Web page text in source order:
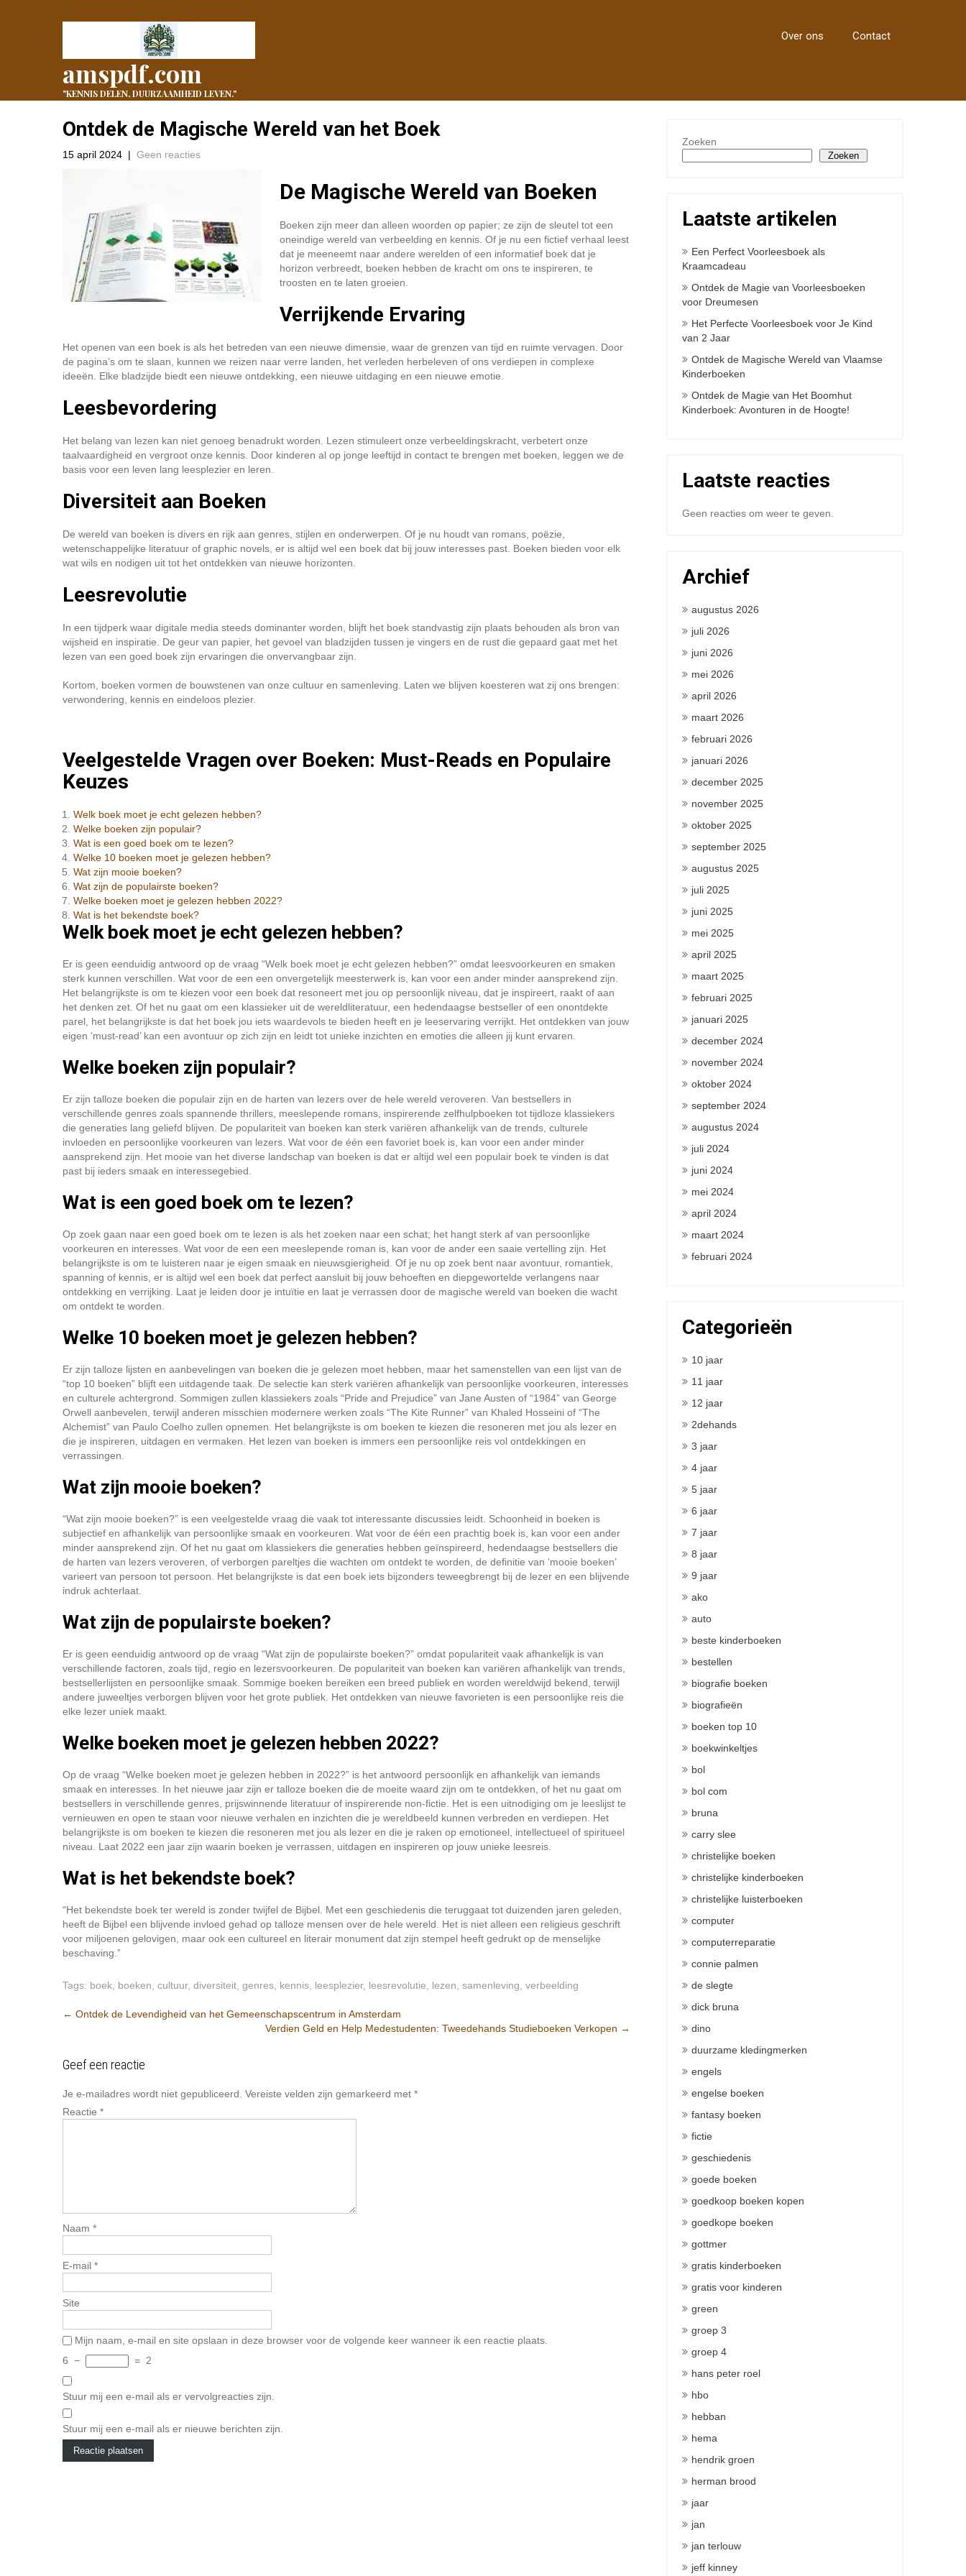
amspdf.com
"KENNIS DELEN, DUURZAAMHEID LEVEN."
Over ons Contact
Ontdek de Magische Wereld van het Boek
15 april 2024 | Geen reacties
De Magische Wereld van Boeken
Boeken zijn meer dan alleen woorden op papier; ze zijn de sleutel tot een
oneindige wereld van verbeelding en kennis. Of je nu een fictief verhaal leest
dat je meeneemt naar andere werelden of een informatief boek dat je
horizon verbreedt, boeken hebben de kracht om ons te inspireren, te
troosten en te laten groeien.
Verrijkende Ervaring
Het openen van een boek is als het betreden van een nieuwe dimensie, waar de grenzen van tijd en ruimte vervagen. Door
de pagina’s om te slaan, kunnen we reizen naar verre landen, het verleden herbeleven of ons verdiepen in complexe
ideeën. Elke bladzijde biedt een nieuwe ontdekking, een nieuwe uitdaging en een nieuwe emotie.
Leesbevordering
Het belang van lezen kan niet genoeg benadrukt worden. Lezen stimuleert onze verbeeldingskracht, verbetert onze
taalvaardigheid en vergroot onze kennis. Door kinderen al op jonge leeftijd in contact te brengen met boeken, leggen we de
basis voor een leven lang leesplezier en leren.
Diversiteit aan Boeken
De wereld van boeken is divers en rijk aan genres, stijlen en onderwerpen. Of je nu houdt van romans, poëzie,
wetenschappelijke literatuur of graphic novels, er is altijd wel een boek dat bij jouw interesses past. Boeken bieden voor elk
wat wils en nodigen uit tot het ontdekken van nieuwe horizonten.
Leesrevolutie
In een tijdperk waar digitale media steeds dominanter worden, blijft het boek standvastig zijn plaats behouden als bron van
wijsheid en inspiratie. De geur van papier, het gevoel van bladzijden tussen je vingers en de rust die gepaard gaat met het
lezen van een goed boek zijn ervaringen die onvervangbaar zijn.
Kortom, boeken vormen de bouwstenen van onze cultuur en samenleving. Laten we blijven koesteren wat zij ons brengen:
verwondering, kennis en eindeloos plezier.
Veelgestelde Vragen over Boeken: Must-Reads en Populaire
Keuzes
Welk boek moet je echt gelezen hebben?
Welke boeken zijn populair?
Wat is een goed boek om te lezen?
Welke 10 boeken moet je gelezen hebben?
Wat zijn mooie boeken?
Wat zijn de populairste boeken?
Welke boeken moet je gelezen hebben 2022?
Wat is het bekendste boek?
Welk boek moet je echt gelezen hebben?
Er is geen eenduidig antwoord op de vraag “Welk boek moet je echt gelezen hebben?” omdat leesvoorkeuren en smaken
sterk kunnen verschillen. Wat voor de een een onvergetelijk meesterwerk is, kan voor een ander minder aansprekend zijn.
Het belangrijkste is om te kiezen voor een boek dat resoneert met jou op persoonlijk niveau, dat je inspireert, raakt of aan
het denken zet. Of het nu gaat om een klassieker uit de wereldliteratuur, een hedendaagse bestseller of een onontdekte
parel, het belangrijkste is dat het boek jou iets waardevols te bieden heeft en je leeservaring verrijkt. Het ontdekken van jouw
eigen ‘must-read’ kan een avontuur op zich zijn en leidt tot unieke inzichten en emoties die alleen jij kunt ervaren.
Welke boeken zijn populair?
Er zijn talloze boeken die populair zijn en de harten van lezers over de hele wereld veroveren. Van bestsellers in
verschillende genres zoals spannende thrillers, meeslepende romans, inspirerende zelfhulpboeken tot tijdloze klassiekers
die generaties lang geliefd blijven. De populariteit van boeken kan sterk variëren afhankelijk van de trends, culturele
invloeden en persoonlijke voorkeuren van lezers. Wat voor de één een favoriet boek is, kan voor een ander minder
aansprekend zijn. Het mooie van het diverse landschap van boeken is dat er altijd wel een populair boek te vinden is dat
past bij ieders smaak en interessegebied.
Wat is een goed boek om te lezen?
Op zoek gaan naar een goed boek om te lezen is als het zoeken naar een schat; het hangt sterk af van persoonlijke
voorkeuren en interesses. Wat voor de een een meeslepende roman is, kan voor de ander een saaie vertelling zijn. Het
belangrijkste is om te luisteren naar je eigen smaak en nieuwsgierigheid. Of je nu op zoek bent naar avontuur, romantiek,
spanning of kennis, er is altijd wel een boek dat perfect aansluit bij jouw behoeften en diepgewortelde verlangens naar
ontdekking en verrijking. Laat je leiden door je intuïtie en laat je verrassen door de magische wereld van boeken die wacht
om ontdekt te worden.
Welke 10 boeken moet je gelezen hebben?
Er zijn talloze lijsten en aanbevelingen van boeken die je gelezen moet hebben, maar het samenstellen van een lijst van de
“top 10 boeken” blijft een uitdagende taak. De selectie kan sterk variëren afhankelijk van persoonlijke voorkeuren, interesses
en culturele achtergrond. Sommigen zullen klassiekers zoals “Pride and Prejudice” van Jane Austen of “1984” van George
Orwell aanbevelen, terwijl anderen misschien modernere werken zoals “The Kite Runner” van Khaled Hosseini of “The
Alchemist” van Paulo Coelho zullen opnemen. Het belangrijkste is om boeken te kiezen die resoneren met jou als lezer en
die je inspireren, uitdagen en vermaken. Het lezen van boeken is immers een persoonlijke reis vol ontdekkingen en
verrassingen.
Wat zijn mooie boeken?
“Wat zijn mooie boeken?” is een veelgestelde vraag die vaak tot interessante discussies leidt. Schoonheid in boeken is
subjectief en afhankelijk van persoonlijke smaak en voorkeuren. Wat voor de één een prachtig boek is, kan voor een ander
minder aansprekend zijn. Of het nu gaat om klassiekers die generaties hebben geïnspireerd, hedendaagse bestsellers die
de harten van lezers veroveren, of verborgen pareltjes die wachten om ontdekt te worden, de definitie van ‘mooie boeken’
varieert van persoon tot persoon. Het belangrijkste is dat een boek iets bijzonders teweegbrengt bij de lezer en een blijvende
indruk achterlaat.
Wat zijn de populairste boeken?
Er is geen eenduidig antwoord op de vraag “Wat zijn de populairste boeken?” omdat populariteit vaak afhankelijk is van
verschillende factoren, zoals tijd, regio en lezersvoorkeuren. De populariteit van boeken kan variëren afhankelijk van trends,
bestsellerlijsten en persoonlijke smaak. Sommige boeken bereiken een breed publiek en worden wereldwijd bekend, terwijl
andere juweeltjes verborgen blijven voor het grote publiek. Het ontdekken van nieuwe favorieten is een persoonlijke reis die
elke lezer uniek maakt.
Welke boeken moet je gelezen hebben 2022?
Op de vraag “Welke boeken moet je gelezen hebben in 2022?” is het antwoord persoonlijk en afhankelijk van iemands
smaak en interesses. In het nieuwe jaar zijn er talloze boeken die de moeite waard zijn om te ontdekken, of het nu gaat om
bestsellers in verschillende genres, prijswinnende literatuur of inspirerende non-fictie. Het is een uitnodiging om je leeslijst te
vernieuwen en open te staan voor nieuwe verhalen en inzichten die je wereldbeeld kunnen verbreden en verdiepen. Het
belangrijkste is om boeken te kiezen die resoneren met jou als lezer en die je raken op emotioneel, intellectueel of spiritueel
niveau. Laat 2022 een jaar zijn waarin boeken je verrassen, uitdagen en inspireren op jouw unieke leesreis.
Wat is het bekendste boek?
“Het bekendste boek ter wereld is zonder twijfel de Bijbel. Met een geschiedenis die teruggaat tot duizenden jaren geleden,
heeft de Bijbel een blijvende invloed gehad op talloze mensen over de hele wereld. Het is niet alleen een religieus geschrift
voor miljoenen gelovigen, maar ook een cultureel en literair monument dat zijn stempel heeft gedrukt op de menselijke
beschaving.”
Tags: boek boeken cultuur, diversiteit genres kennis leesplezier, leesrevolutie lezen samenleving verbeelding
Post
← Ontdek de Levendigheid van het Gemeenschapscentrum in Amsterdam
Verdien Geld en Help Medestudenten: Tweedehands Studieboeken Verkopen →
Geef een reactie
Je e-mailadres wordt niet gepubliceerd. Vereiste velden zijn gemarkeerd met *
Reactie *
Naam *
E-mail *
Site
Mijn naam, e-mail en site opslaan in deze browser voor de volgende keer wanneer ik een reactie plaats.
6 − = 2
Stuur mij een e-mail als er vervolgreacties zijn.
Stuur mij een e-mail als er nieuwe berichten zijn.
Zoeken
Zoeken
Laatste artikelen
Een Perfect Voorleesboek als
Kraamcadeau
Ontdek de Magie van Voorleesboeken
voor Dreumesen
Het Perfecte Voorleesboek voor Je Kind
van 2 Jaar
Ontdek de Magische Wereld van Vlaamse
Kinderboeken
Ontdek de Magie van Het Boomhut
Kinderboek: Avonturen in de Hoogte!
Laatste reacties
Geen reacties om weer te geven.
Archief
augustus 2026
juli 2026
juni 2026
mei 2026
april 2026
maart 2026
februari 2026
januari 2026
december 2025
november 2025
oktober 2025
september 2025
augustus 2025
juli 2025
juni 2025
mei 2025
april 2025
maart 2025
februari 2025
januari 2025
december 2024
november 2024
oktober 2024
september 2024
augustus 2024
juli 2024
juni 2024
mei 2024
april 2024
maart 2024
februari 2024
Categorieën
10 jaar
11 jaar
12 jaar
2dehands
3 jaar
4 jaar
5 jaar
6 jaar
7 jaar
8 jaar
9 jaar
ako
auto
beste kinderboeken
bestellen
biografie boeken
biografieën
boeken top 10
boekwinkeltjes
bol
bol com
bruna
carry slee
christelijke boeken
christelijke kinderboeken
christelijke luisterboeken
computer
computerreparatie
connie palmen
de slegte
dick bruna
dino
duurzame kledingmerken
engels
engelse boeken
fantasy boeken
fictie
geschiedenis
goede boeken
goedkoop boeken kopen
goedkope boeken
gottmer
gratis kinderboeken
gratis voor kinderen
green
groep 3
groep 4
hans peter roel
hbo
hebban
hema
hendrik groen
herman brood
jaar
jan
jan terlouw
jeff kinney